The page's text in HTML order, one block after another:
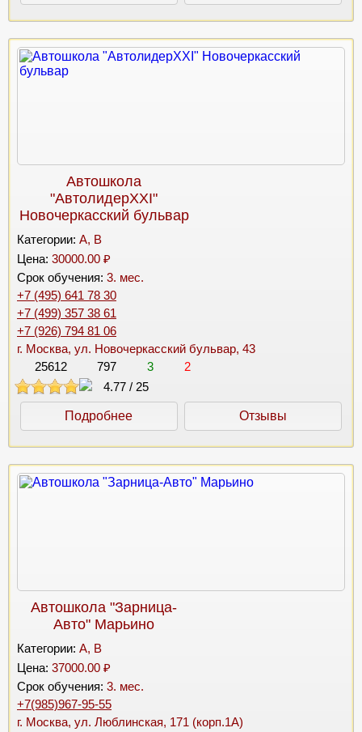
Автошкола
"АвтолидерХХI"
Новочеркасский бульвар
Категории: A, B
Цена: 30000.00 ₽
Срок обучения: 3. мес.
+7 (495) 641 78 30
+7 (499) 357 38 61
+7 (926) 794 81 06
г. Москва, ул. Новочеркасский бульвар, 43
25612
797 3
2
4.77 / 25
Подробнее Отзывы
Автошкола "Зарница-
Авто" Марьино
Категории: A, B
Цена: 37000.00 ₽
Срок обучения: 3. мес.
+7(985)967-95-55
г. Москва, ул. Люблинская, 171 (корп.1А)